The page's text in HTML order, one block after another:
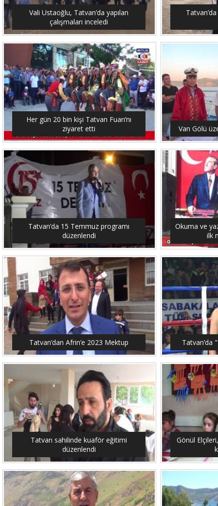
Vali Ustaoğlu, Tatvan’da yapılan
çalışmaları inceledi
Her gün 20 bin kişi Tatvan Fuarı’nı
ziyaret etti
Van Gölü
Tatvan’da 15 Temmuz programı
düzenlendi
Okuma ve
ilk
Tatvan’dan Afrin’e 2023 Mektup Tatvan’da
Tatvan sahilinde kuaför eğitimi
düzenlendi
Gönül